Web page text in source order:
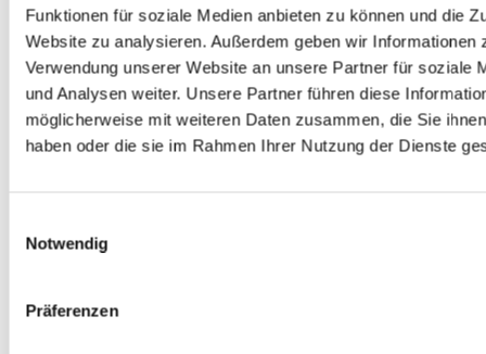
Funktionen für soziale Medien anbieten zu können und die
Website zu analysieren. Außerdem geben wir Informationen
Verwendung unserer Website an unsere Partner für soziale
und Analysen weiter. Unsere Partner führen diese
möglicherweise mit weiteren Daten zusammen, die Sie
haben oder die sie im Rahmen Ihrer Nutzung der Dienste
Notwendig
Präferenzen
SIERRA
VO-07
LACHS
VO-09